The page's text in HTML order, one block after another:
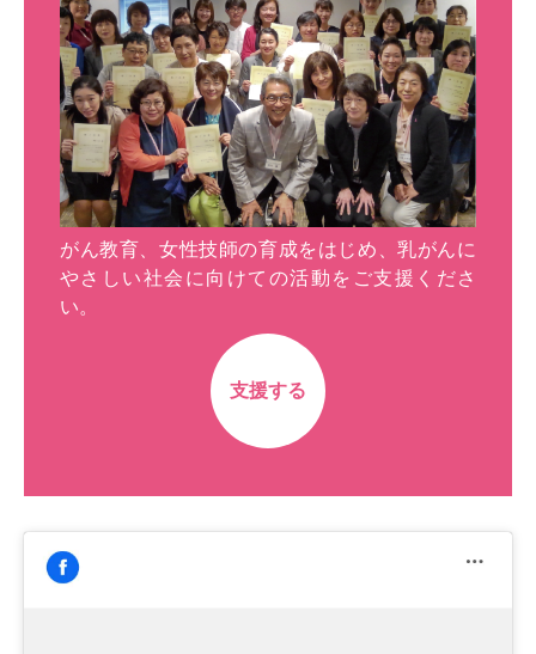
がん教育、女性技師の育成をはじめ、乳がんに
やさしい社会に向けての活動をご支援くださ
い。
支援する